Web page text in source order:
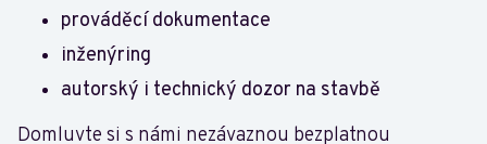
prováděcí dokumentace
inženýring
autorský i technický dozor na stavbě
Domluvte si s námi nezávaznou bezplatnou